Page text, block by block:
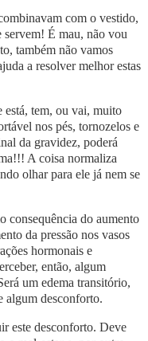
com o vestido,
É mau, não vou
também não vamos
a resolver melhor estas
está, tem, ou vai, muito
nos pés, tornozelos e
da gravidez, poderá
A coisa normaliza
olhar para ele já nem se
consequência do aumento
da pressão nos vasos
hormonais e
então, algum
um edema transitório,
algum desconforto.
este desconforto. Deve